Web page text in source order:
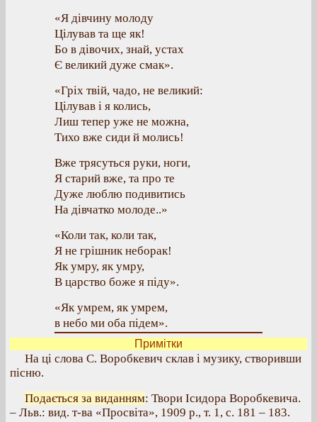
«Я дівчину молоду
Цілував та ще як!
Бо в дівочих, знай, устах
Є великий дуже смак».
«Гріх твій, чадо, не великий:
Цілував і я колись,
Лиш тепер уже не можна,
Тихо вже сиди й молись!
Вже трясуться руки, ноги,
Я старий вже, та про те
Дуже люблю подивитись
На дівчатко молоде..»
«Коли так, коли так,
Я не грішник неборак!
Як умру, як умру,
В царство боже я піду».
«Як умрем, як умрем,
в небо ми оба підем».
Примітки
На ці слова С. Воробкевич склав і музику, створивши
пісню.
Подається за виданням: Твори Ісидора Воробкевича.
– Льв.: вид. т-ва «Просвіта», 1909 р., т. 1, с. 181 – 183.